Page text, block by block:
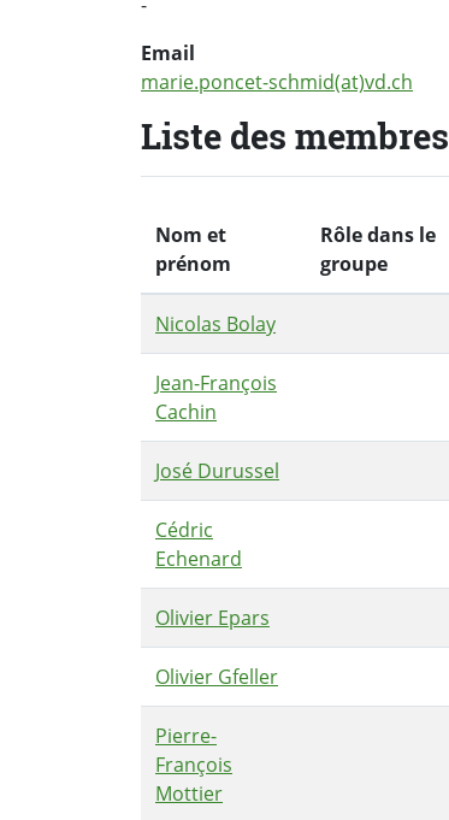
Email
marie.poncet-schmid(at)vd.ch
Liste des membres
Nom et
prénom
Rôle dans le
groupe
Nicolas Bolay
Jean-François
Cachin
José Durussel
Cédric
Echenard
Olivier Epars
Olivier Gfeller
Pierre-
François
Mottier